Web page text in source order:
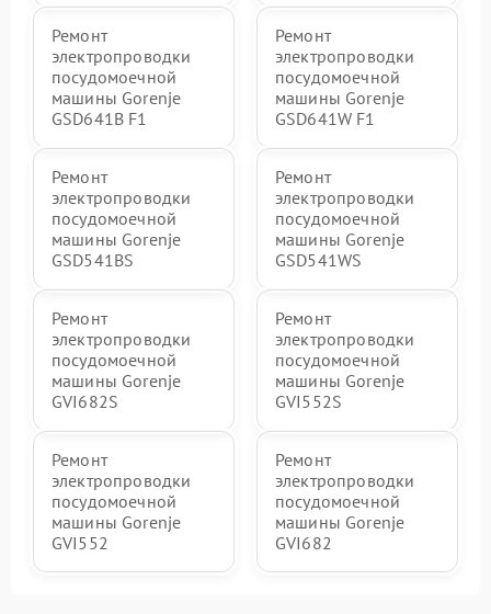
Ремонт
электропроводки
посудомоечной
машины Gorenje
GSD641B F1
Ремонт
электропроводки
посудомоечной
машины Gorenje
GSD641W F1
Ремонт
электропроводки
посудомоечной
машины Gorenje
GSD541BS
Ремонт
электропроводки
посудомоечной
машины Gorenje
GSD541WS
Ремонт
электропроводки
посудомоечной
машины Gorenje
GVI682S
Ремонт
электропроводки
посудомоечной
машины Gorenje
GVI552S
Ремонт
электропроводки
посудомоечной
машины Gorenje
GVI552
Ремонт
электропроводки
посудомоечной
машины Gorenje
GVI682